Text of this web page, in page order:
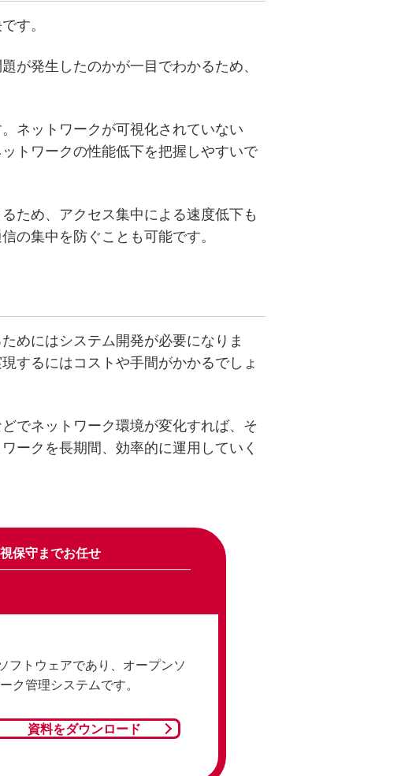
す。
が発生したのかが一目でわかるため、
ネットワークが可視化されていない
トワークの性能低下を把握しやすいで
ため、アクセス集中による速度低下も
の集中を防ぐことも可能です。
めにはシステム開発が必要になりま
するにはコストや手間がかかるでしょ
でネットワーク環境が変化すれば、そ
ークを長期間、効率的に運用していく
保守までお任せ
フトウェアであり、オープンソ
ク管理システムです。
資料をダウンロード